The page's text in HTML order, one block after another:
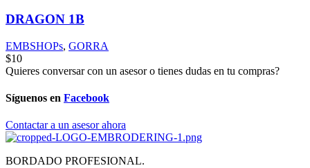
DRAGON 1B
EMBSHOPs, GORRA
$10
Quieres conversar con un asesor o tienes dudas en tu compras?
Síguenos en Facebook
Contactar a un asesor ahora
BORDADO PROFESIONAL.